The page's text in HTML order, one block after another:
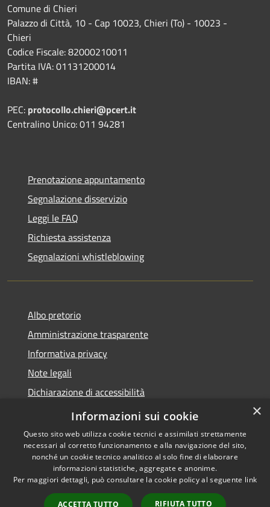
Comune di Chieri
Palazzo di Città, 10 - Cap 10023, Chieri (To) - 10023 -
Chieri
Codice Fiscale: 82000210011
Partita IVA: 01131200014
IBAN: #
PEC: protocollo.chieri@pcert.it
Centralino Unico: 011 94281
Prenotazione appuntamento
Segnalazione disservizio
Leggi le FAQ
Richiesta assistenza
Segnalazioni whistleblowing
Albo pretorio
Amministrazione trasparente
Informativa privacy
Note legali
Dichiarazione di accessibilità
Meccanismo di Feedback
Accessibilità
Copyright © 2026 • Comune di
Chieri • Powered by
Municipium• Accesso
×
Informazioni sui cookie
Questo sito web utilizza cookie tecnici e assimilati strettamente
necessari al corretto funzionamento e alla navigazione del sito,
nonché un cookie tecnico analitico al solo fine di elaborare
informazioni statistiche, aggregate e anonime.
Per maggiori dettagli, può consultare la cookie policy al seguente link
ACCETTA TUTTO RIFIUTA TUTTO